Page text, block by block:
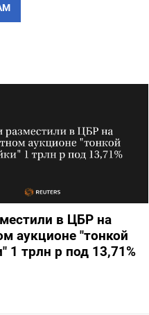
в ЦБР на
аукционе "тонкой
1 трлн р под 13,71%